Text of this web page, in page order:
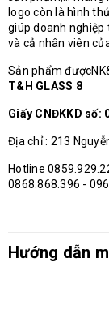
logo còn là hình
giúp doanh nghiệp
và cả nhân viên
Sản phẩm
T&H GLASS 8
Giấy CNĐKKD số:
Địa chỉ : 213
Hotline
0868.868.396 -
Hướng dẫn